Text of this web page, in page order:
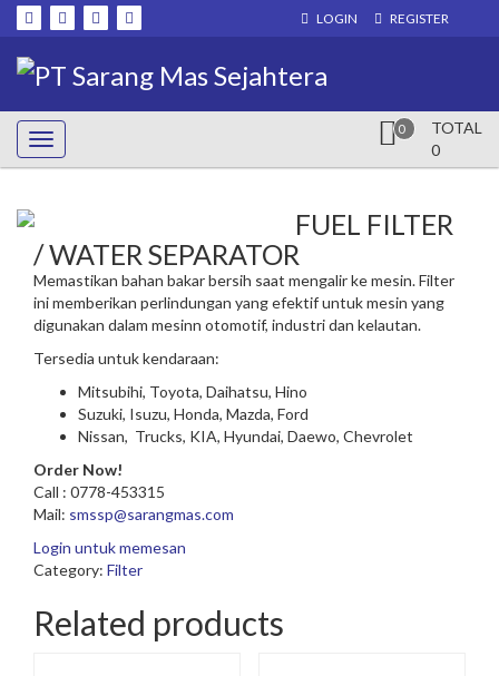
Skip
to
content
LOGIN REGISTER
0
TOTAL
0
FUEL FILTER
/ WATER SEPARATOR
Memastikan bahan bakar bersih saat mengalir ke mesin. Filter
ini memberikan perlindungan yang efektif untuk mesin yang
digunakan dalam mesinn otomotif, industri dan kelautan.
Tersedia untuk kendaraan:
Mitsubihi, Toyota, Daihatsu, Hino
Suzuki, Isuzu, Honda, Mazda, Ford
Nissan, Trucks, KIA, Hyundai, Daewo, Chevrolet
Order Now!
Call : 0778-453315
Mail: smssp@sarangmas.com
Login untuk memesan
Category: Filter
Related products